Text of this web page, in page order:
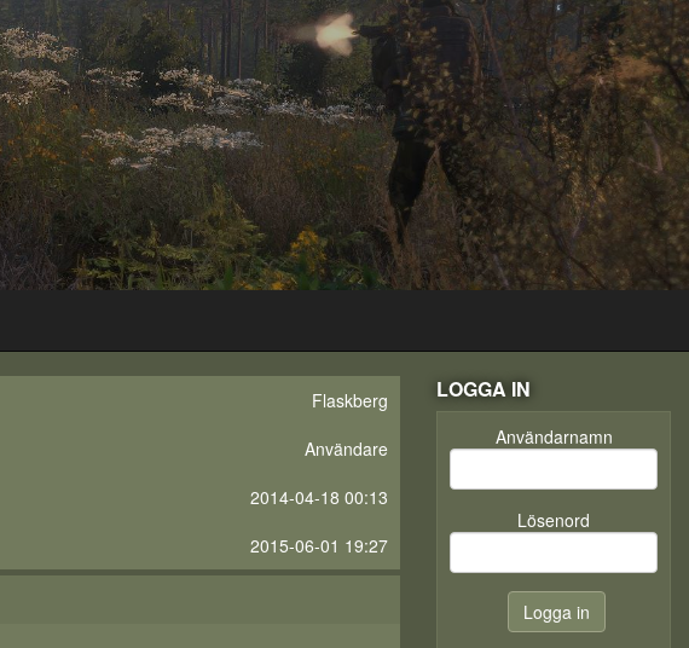
Flaskberg
Användare
2014-04-18 00:13
2015-06-01 19:27
LOGGA IN
Användarnamn
Lösenord